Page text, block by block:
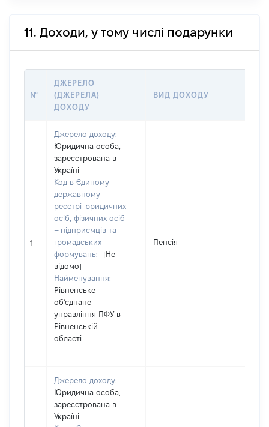
11. Доходи, у тому числі подарунки
№
ДЖЕРЕЛО
(ДЖЕРЕЛА)
ДОХОДУ
ВИД ДОХОДУ
1
Джерело доходу:
Юридична особа,
зареєстрована в
Україні
Код в Єдиному
державному
реєстрі юридичних
осіб, фізичних осіб
– підприємців та
громадських
формувань:
[Не
відомо]
Найменування:
Рівненське
об’єднане
управління ПФУ в
Рівненській
області
Пенсія
Джерело доходу:
Юридична особа,
зареєстрована в
Україні